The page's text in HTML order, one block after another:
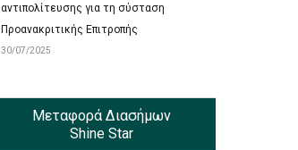
αντιπολίτευσης για τη σύσταση
Προανακριτικής Επιτροπής
30/07/2025
Μεταφορά Διασήμων
Shine Star